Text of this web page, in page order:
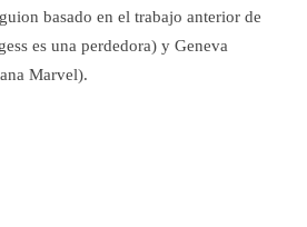
basado en el trabajo anterior de
es una perdedora) y Geneva
Marvel).